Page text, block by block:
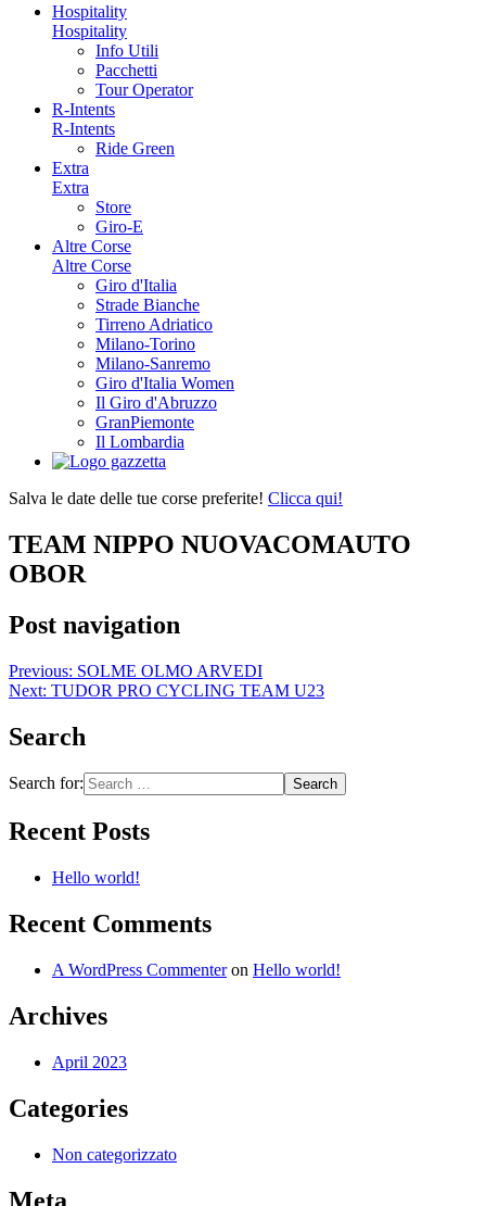
Hospitality
Hospitality
Info Utili
Pacchetti
Tour Operator
R-Intents
R-Intents
Ride Green
Extra
Extra
Store
Giro-E
Altre Corse
Altre Corse
Giro d'Italia
Strade Bianche
Tirreno Adriatico
Milano-Torino
Milano-Sanremo
Giro d'Italia Women
Il Giro d'Abruzzo
GranPiemonte
Il Lombardia
Salva le date delle tue corse preferite! Clicca qui!
TEAM NIPPO NUOVACOMAUTO
OBOR
Post navigation
Previous: SOLME OLMO ARVEDI
Next: TUDOR PRO CYCLING TEAM U23
Search
Search for:
Recent Posts
Hello world!
Recent Comments
A WordPress Commenteron Hello world!
Archives
April 2023
Categories
Non categorizzato
Meta